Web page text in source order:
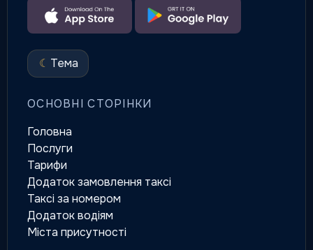
☾ Тема
ОСНОВНІ СТОРІНКИ
Головна
Послуги
Тарифи
Додаток замовлення таксі
Таксі за номером
Додаток водіям
Міста присутності